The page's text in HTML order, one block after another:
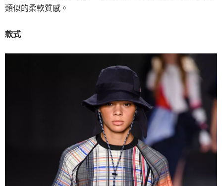
類似的柔軟質感。
款式